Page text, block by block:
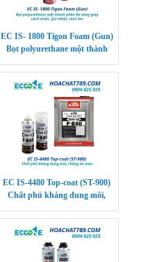
EC IS- 1800 Tigon Foam (Gun)
Bọt polyurethane một thành
giữ nhiệt, các
EC IS-4480 Top-coat (ST-900)
Chất phủ kháng dung môi,